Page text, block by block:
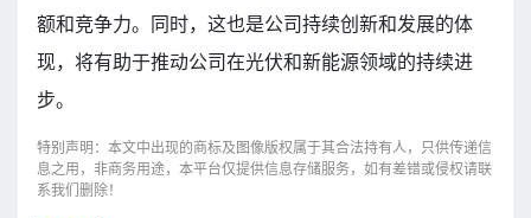
额和竞争力。同时，这也是公司持续创新和发展的体
现，将有助于推动公司在光伏和新能源领域的持续进
步。
特别声明：本文中出现的商标及图像版权属于其合法持有人，只供传递信
息之用，非商务用途，本平台仅提供信息存储服务，如有差错或侵权请联
系我们删除！